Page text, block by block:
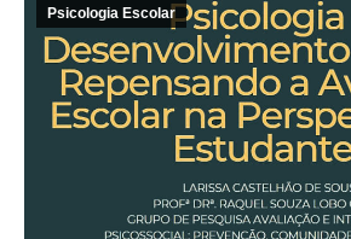
Psicologia Escolar